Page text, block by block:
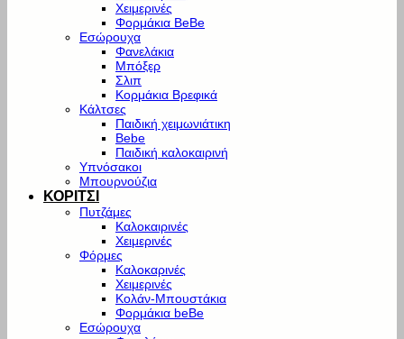
Χειμερινές
Φορμάκια BeBe
Εσώρουχα
Φανελάκια
Μπόξερ
Σλιπ
Κορμάκια Βρεφικά
Κάλτσες
Παιδική χειμωνιάτικη
Bebe
Παιδική καλοκαιρινή
Υπνόσακοι
Μπουρνούζια
ΚΟΡΙΤΣΙ
Πυτζάμες
Καλοκαιρινές
Χειμερινές
Φόρμες
Καλοκαρινές
Χειμερινές
Κολάν-Μπουστάκια
Φορμάκια beBe
Εσώρουχα